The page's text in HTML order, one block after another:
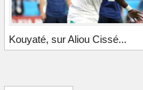
Kouyaté, sur Aliou Cissé...